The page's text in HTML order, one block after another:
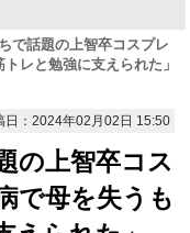
で話題の上智卒コスプレ
レと勉強に支えられた」
日：2024年02月02日 15:50
の上智卒コス
で母を失うも